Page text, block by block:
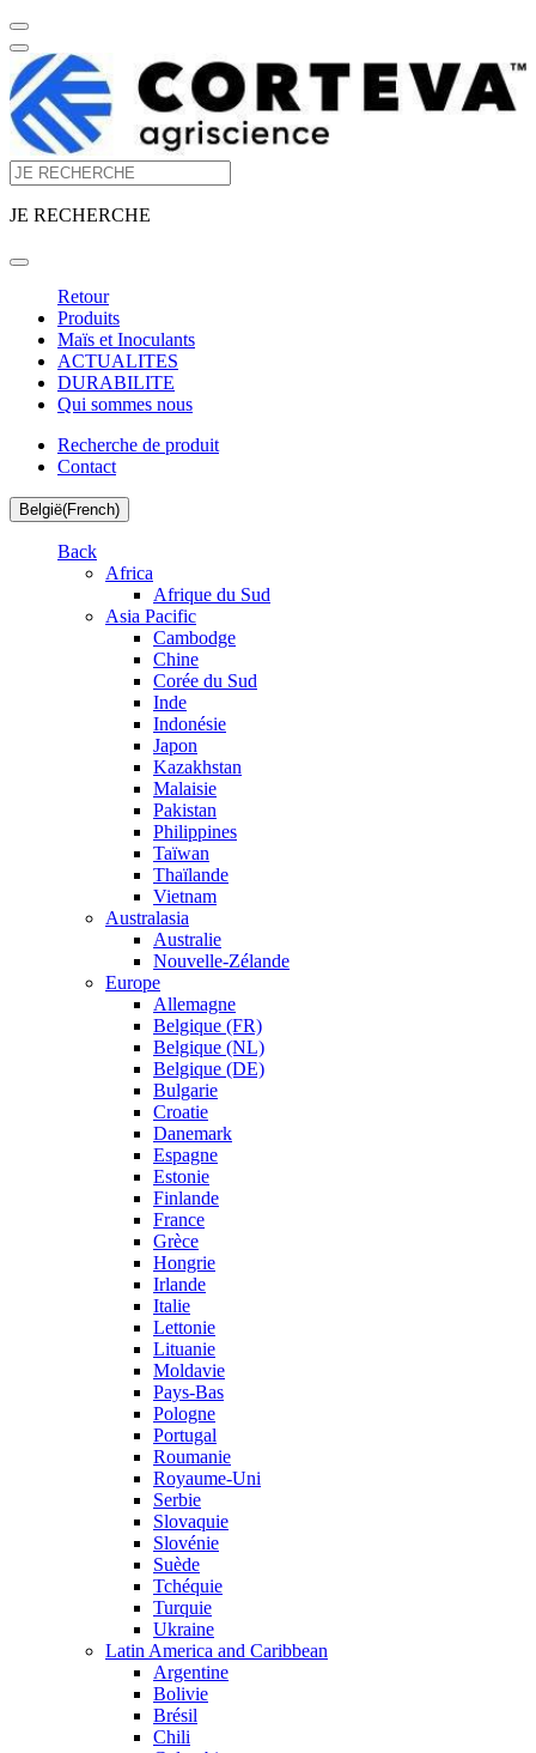
JE RECHERCHE
Retour
Produits
Maïs et Inoculants
ACTUALITES
DURABILITE
Qui sommes nous
Recherche de produit
Contact
België(French)
Back
Africa
Afrique du Sud
Asia Pacific
Cambodge
Chine
Corée du Sud
Inde
Indonésie
Japon
Kazakhstan
Malaisie
Pakistan
Philippines
Taïwan
Thaïlande
Vietnam
Australasia
Australie
Nouvelle-Zélande
Europe
Allemagne
Belgique (FR)
Belgique (NL)
Belgique (DE)
Bulgarie
Croatie
Danemark
Espagne
Estonie
Finlande
France
Grèce
Hongrie
Irlande
Italie
Lettonie
Lituanie
Moldavie
Pays-Bas
Pologne
Portugal
Roumanie
Royaume-Uni
Serbie
Slovaquie
Slovénie
Suède
Tchéquie
Turquie
Ukraine
Latin America and Caribbean
Argentine
Bolivie
Brésil
Chili